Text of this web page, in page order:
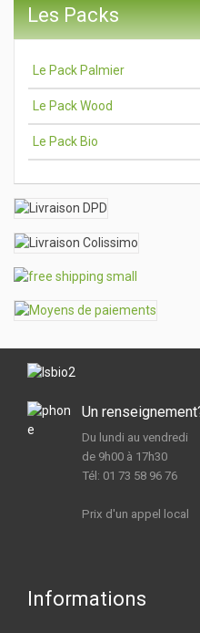
Les Packs
Le Pack Palmier
Le Pack Wood
Le Pack Bio
Un
Du lundi au vendredi
de 9h00 à 17h30
Tél: 01 73 58 96 76
Prix d'un appel local
Informations